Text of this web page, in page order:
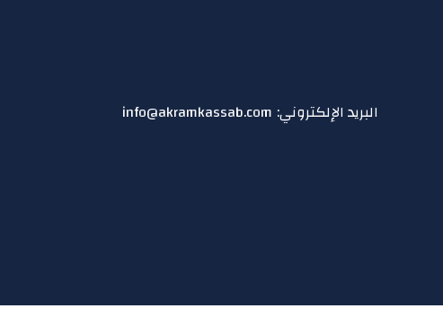
البريد الإلكتروني: info@akramkassab.com